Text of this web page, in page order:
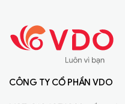
CÔNG TY CỔ PHẦN VDO